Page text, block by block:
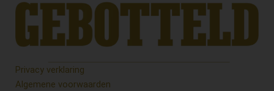
Privacy verklaring
Algemene voorwaarden